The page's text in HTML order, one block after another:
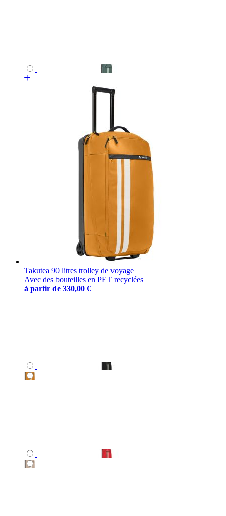
Takutea 90 litres trolley de voyage
Avec des bouteilles en PET recyclées
à partir de 330,00 €